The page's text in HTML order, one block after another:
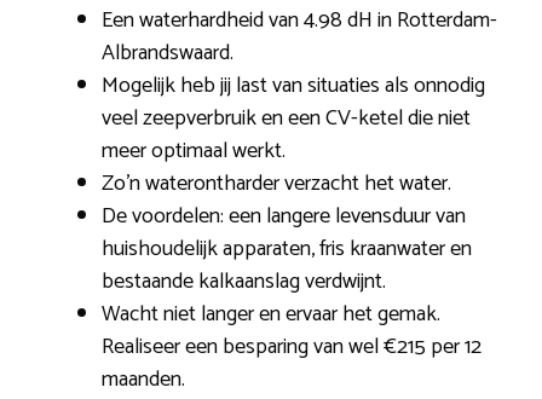
Een waterhardheid van 4.98 dH in Rotterdam-
Albrandswaard.
Mogelijk heb jij last van situaties als onnodig
veel zeepverbruik en een CV-ketel die niet
meer optimaal werkt.
Zo’n waterontharder verzacht het water.
De voordelen: een langere levensduur van
huishoudelijk apparaten, fris kraanwater en
bestaande kalkaanslag verdwijnt.
Wacht niet langer en ervaar het gemak.
Realiseer een besparing van wel €215 per 12
maanden.